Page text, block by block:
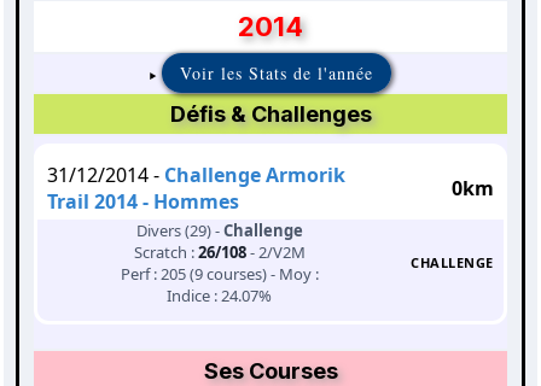
2014
Voir les Stats de l'année
Défis & Challenges
31/12/2014 - Challenge Armorik
Trail 2014 - Hommes
0km
Divers (29) -Challenge
Scratch :26/108- 2/V2M
Perf : 205 (9 courses) - Moy :
Indice : 24.07%
CHALLENGE
Ses Courses